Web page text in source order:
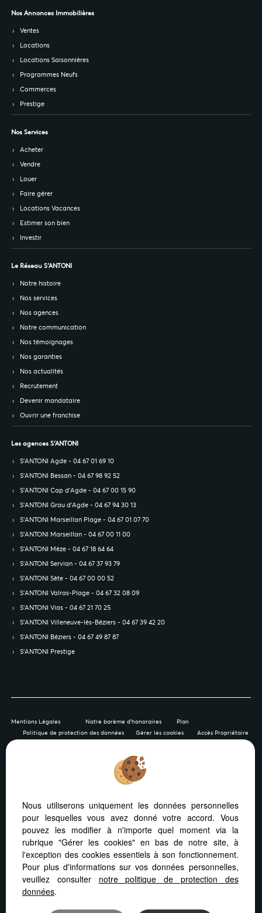
Nos Annonces Immobilières
Ventes
Locations
Locations Saisonnières
Programmes Neufs
Commerces
Prestige
Nos Services
Acheter
Vendre
Louer
Faire gérer
Locations Vacances
Estimer son bien
Investir
Le Réseau S’ANTONI
Notre histoire
Nos services
Nos agences
Notre communication
Nos témoignages
Nos garanties
Nos actualités
Recrutement
Devenir mandataire
Ouvrir une franchise
Les agences S’ANTONI
S’ANTONI Agde - 04 67 01 69 10
S’ANTONI Bessan - 04 67 98 92 52
S’ANTONI Cap d'Agde - 04 67 00 15 90
S’ANTONI Grau d'Agde - 04 67 94 30 13
S’ANTONI Marseillan Plage - 04 67 01 07 70
S’ANTONI Marseillan - 04 67 00 11 00
S’ANTONI Mèze - 04 67 18 64 64
S’ANTONI Servian - 04 67 37 93 79
S’ANTONI Sète - 04 67 00 00 52
S’ANTONI Valras-Plage - 04 67 32 08 09
S’ANTONI Vias - 04 67 21 70 25
S’ANTONI Villeneuve-lès-Béziers - 04 67 39 42 20
S’ANTONI Béziers - 04 67 49 87 87
S’ANTONI Prestige
Mentions Légales Notre barème d'honoraires
Plan
Politique de protection des données
Gérer les cookies Accès Propriétaire
Afin de vous offrir un confort de lecture permanent, depuis
votre PC, votre tablette ou votre smartphone, notre site
s’adapte automatiquement aux différents types d'écrans
Logiciel immobilier Adapt Immo
Nous utiliserons uniquement les données personnelles
pour lesquelles vous avez donné votre accord. Vous
pouvez les modifier à n'importe quel moment via la
rubrique "Gérer les cookies" en bas de notre site, à
l'exception des cookies essentiels à son fonctionnement.
Pour plus d'informations sur vos données personnelles,
veuillez consulter notre politique de protection des
données.